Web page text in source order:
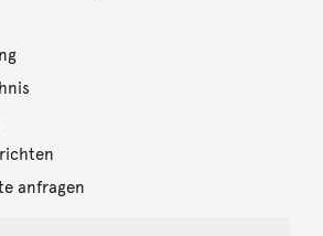
anfragen